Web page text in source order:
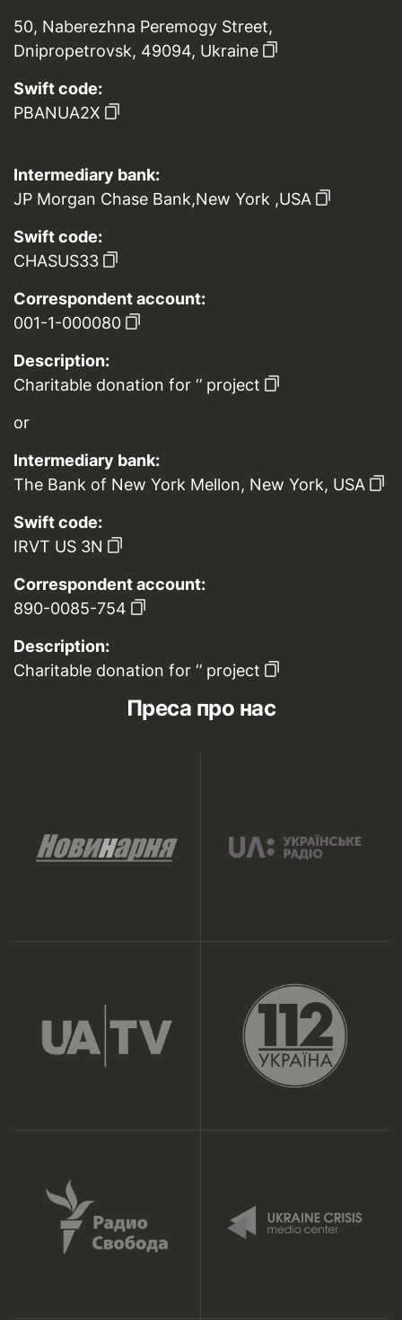
50, Naberezhna Peremogy Street,
Dnipropetrovsk, 49094, Ukraine
Swift code:
PBANUA2X
Intermediary bank:
JP Morgan Chase Bank,New York ,USA
Swift code:
CHASUS33
Correspondent account:
001-1-000080
Description:
Charitable donation for ‘’ project
or
Intermediary bank:
The Bank of New York Mellon, New York, USA
Swift code:
IRVT US 3N
Correspondent account:
890-0085-754
Description:
Charitable donation for ‘’ project
Преса про нас